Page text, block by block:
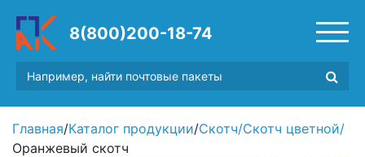
8(800)200-18-74
Главная/Каталог продукции/Скотч/Скотч цветной/
Оранжевый скотч